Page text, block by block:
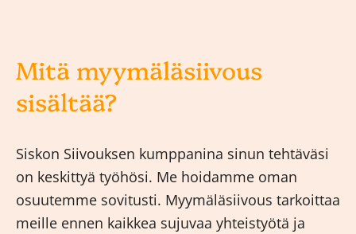
Mitä myymäläsiivous
sisältää?
Siskon Siivouksen kumppanina sinun tehtäväsi
on keskittyä työhösi. Me hoidamme oman
osuutemme sovitusti. Myymäläsiivous tarkoittaa
meille ennen kaikkea sujuvaa yhteistyötä ja